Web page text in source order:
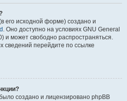
его исходной форме) создано и
. Оно доступно на условиях GNU General
и может свободно распространяться.
сведений перейдите по ссылке
создано и лицензировано phpBB